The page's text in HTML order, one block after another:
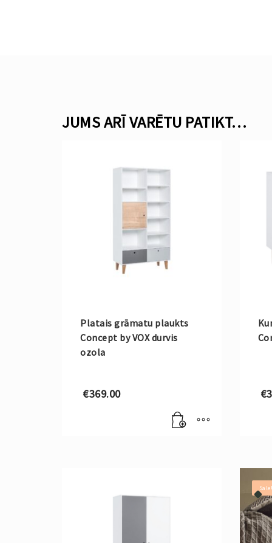
JUMS ARĪ VARĒTU PATIKT…
Platais grāmatu plaukts
Concept by VOX durvis
ozola
€369.00 €